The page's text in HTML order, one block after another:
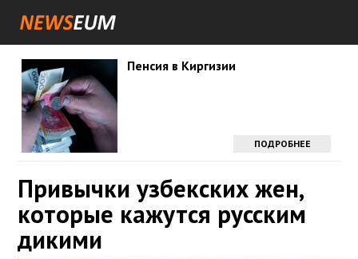
Пенсия в Киргизии
ПОДРОБНЕЕ
Привычки узбекских жен,
которые кажутся русским
дикими